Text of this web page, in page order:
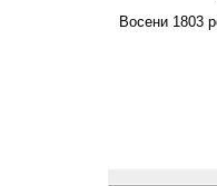
Восени 1803